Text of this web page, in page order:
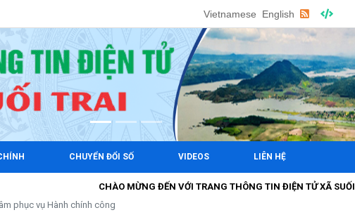
Vietnamese English
CHUYỂN ĐỔI SỐ VIDEOS LIÊN HỆ
CHÀO MỪNG ĐẾN VỚI TRANG THÔNG TIN ĐIỆN TỬ XÃ SUỐI TRAI
phục vụ Hành chính công